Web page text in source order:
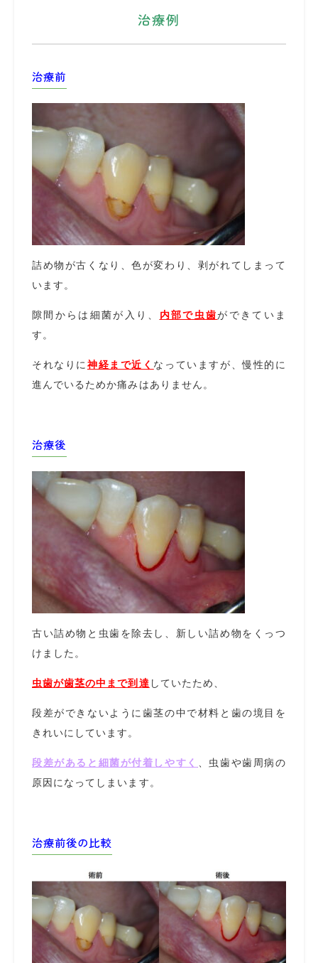
治療例
治療前
詰め物が古くなり、色が変わり、剥がれてしまって
います。
隙間からは細菌が入り、 内部で虫歯ができていま
す。
それなりに 神経まで近く なっていますが、慢性的に
進んでいるためか痛みはありません。
治療後
古い詰め物と虫歯を除去し、新しい詰め物をくっつ
けました。
虫歯が歯茎の中まで到達 していたため、
段差ができないように歯茎の中で材料と歯の境目を
きれいにしています。
段差があると細菌が付着しやすく
、虫歯や歯周病の
原因になってしまいます。
治療前後の比較